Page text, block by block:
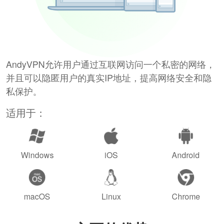
AndyVPN允许用户通过互联网访问一个私密的网络，
并且可以隐匿用户的真实IP地址，提高网络安全和隐
私保护。
适用于：
Windows iOS Android
macOS Linux Chrome